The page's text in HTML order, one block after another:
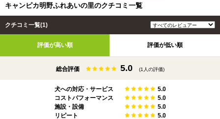
キャンピカ明野ふれあいの里のクチコミ一覧
クチコミ一覧(1)
評価が高い順 評価が低い順
総合評価 5.0 (1人の評価)
犬への対応・サービス
5.0
コストパフォーマンス
5.0
施設・設備
5.0
リピート
5.0